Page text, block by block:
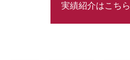
実績紹介はこちら